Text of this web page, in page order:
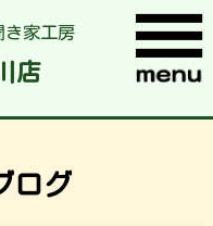
き家工房
店
ログ